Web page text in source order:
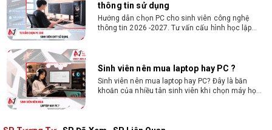
Sinh viên nên mua laptop hay PC ?
Sinh viên nên mua laptop hay PC? Đây là băn
khoăn của nhiều tân sinh viên khi chọn máy học
Laptop Sinh Viên 15–20 Triệu 2026: Cấu
Hình Nào Đáng Tiền?
Tìm laptop sinh viên 15–20 triệu phù hợp ngành